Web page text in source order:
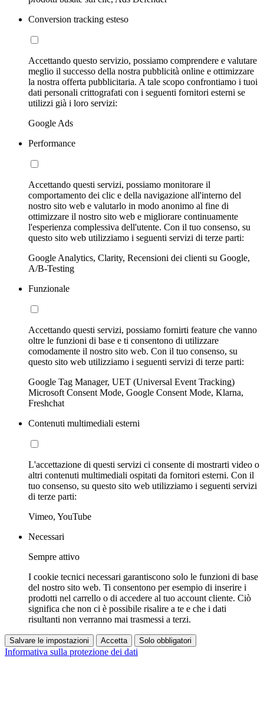
Conversion tracking esteso
Accettando questo servizio, possiamo comprendere e valutare
meglio il successo della nostra pubblicità online e ottimizzare
la nostra offerta pubblicitaria. A tale scopo confrontiamo i tuoi
dati personali crittografati con i seguenti fornitori esterni se
utilizzi già i loro servizi:
Google Ads
Performance
Accettando questi servizi, possiamo monitorare il
comportamento dei clic e della navigazione all'interno del
nostro sito web e valutarlo in modo anonimo al fine di
ottimizzare il nostro sito web e migliorare continuamente
l'esperienza complessiva dell'utente. Con il tuo consenso, su
questo sito web utilizziamo i seguenti servizi di terze parti:
Google Analytics, Clarity, Recensioni dei clienti su Google,
A/B-Testing
Funzionale
Accettando questi servizi, possiamo fornirti feature che vanno
oltre le funzioni di base e ti consentono di utilizzare
comodamente il nostro sito web. Con il tuo consenso, su
questo sito web utilizziamo i seguenti servizi di terze parti:
Google Tag Manager, UET (Universal Event Tracking)
Microsoft Consent Mode, Google Consent Mode, Klarna,
Freshchat
Contenuti multimediali esterni
L'accettazione di questi servizi ci consente di mostrarti video o
altri contenuti multimediali ospitati da fornitori esterni. Con il
tuo consenso, su questo sito web utilizziamo i seguenti servizi
di terze parti:
Vimeo, YouTube
Necessari
Sempre attivo
I cookie tecnici necessari garantiscono solo le funzioni di base
del nostro sito web. Ti consentono per esempio di inserire i
prodotti nel carrello o di accedere al tuo account cliente. Ciò
significa che non ci è possibile risalire a te e che i dati
risultanti non verranno mai trasmessi a terzi.
Salvare le impostazioni Accetta Solo obbligatori
Informativa sulla protezione dei dati